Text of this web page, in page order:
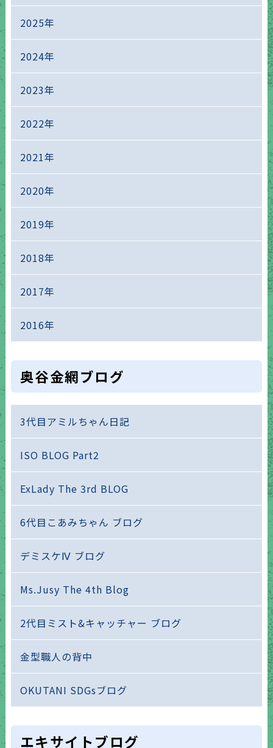
2025年
2024年
2023年
2022年
2021年
2020年
2019年
2018年
2017年
2016年
奥谷金網ブログ
3代目アミルちゃん日記
ISO BLOG Part2
ExLady The 3rd BLOG
6代目こあみちゃん ブログ
デミスケⅣ ブログ
Ms.Jusy The 4th Blog
2代目ミスト&キャッチャー ブログ
金型職人の背中
OKUTANI SDGsブログ
エキサイトブログ